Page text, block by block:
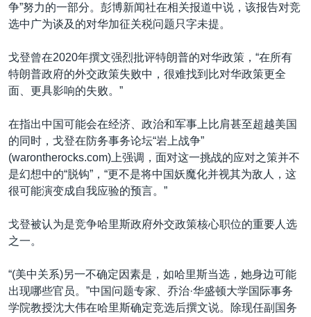
争”努力的一部分。彭博新闻社在相关报道中说，该报告对竞
选中广为谈及的对华加征关税问题只字未提。
戈登曾在2020年撰文强烈批评特朗普的对华政策，“在所有
特朗普政府的外交政策失败中，很难找到比对华政策更全
面、更具影响的失败。”
在指出中国可能会在经济、政治和军事上比肩甚至超越美国
的同时，戈登在防务事务论坛“岩上战争”
(warontherocks.com)上强调，面对这一挑战的应对之策并不
是幻想中的“脱钩”，“更不是将中国妖魔化并视其为敌人，这
很可能演变成自我应验的预言。”
戈登被认为是竞争哈里斯政府外交政策核心职位的重要人选
之一。
“(美中关系)另一不确定因素是，如哈里斯当选，她身边可能
出现哪些官员。”中国问题专家、乔治·华盛顿大学国际事务
学院教授沈大伟在哈里斯确定竞选后撰文说。除现任副国务